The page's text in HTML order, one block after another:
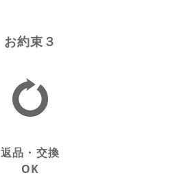
お約束３
返品・交換
OK